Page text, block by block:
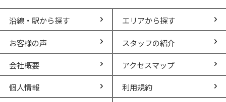
沿線・駅から探す エリアから探す
お客様の声 スタッフの紹介
会社概要 アクセスマップ
個人情報 利用規約